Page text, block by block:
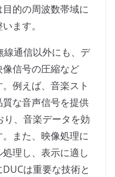
的の周波数帯域に
ます。
線通信以外にも、デ
信号の圧縮など
例えば、音楽スト
な音声信号を提供
、音楽データを効
また、映像処理に
理し、表示に適し
は重要な技術と